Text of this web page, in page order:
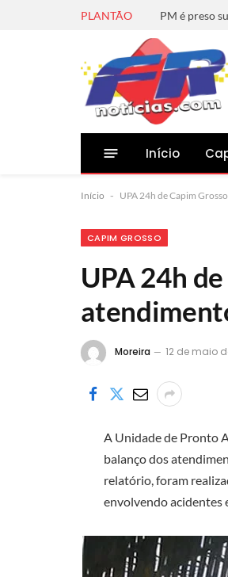
PLANTÃO
Início
Início - UPA 24h de Capim
CAPIM GROSSO
UPA 24h
Moreira 12 de maio
A Unidade de Pronto
balanço dos
relatório, foram
envolvendo acidentes